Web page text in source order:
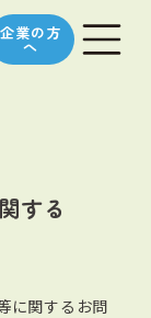
企業の方
へ
する
に関するお問